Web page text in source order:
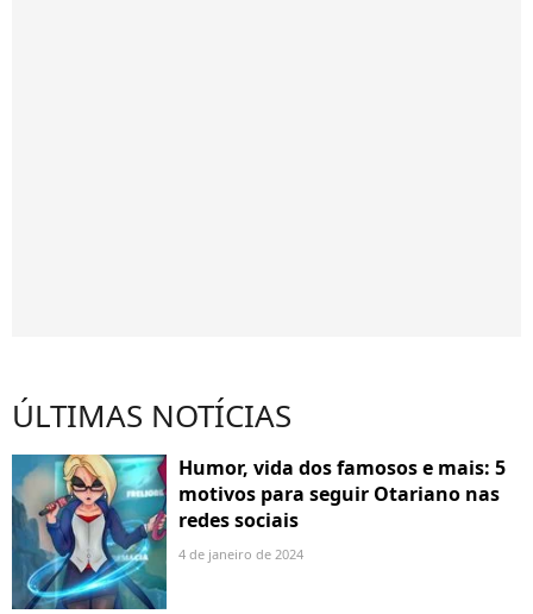
ÚLTIMAS NOTÍCIAS
Humor, vida dos famosos e mais: 5
motivos para seguir Otariano nas
redes sociais
4 de janeiro de 2024